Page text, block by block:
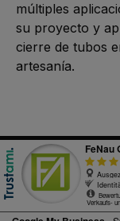
múltiples
su proyecto y
cierre de tubos
artesanía.